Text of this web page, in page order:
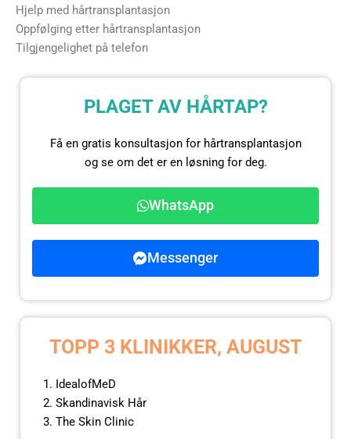
Hjelp med hårtransplantasjon
Oppfølging etter hårtransplantasjon
Tilgjengelighet på telefon
PLAGET AV HÅRTAP?
Få en gratis konsultasjon for hårtransplantasjon
og se om det er en løsning for deg.
WhatsApp
Messenger
TOPP 3 KLINIKKER, AUGUST
IdealofMeD
Skandinavisk Hår
The Skin Clinic